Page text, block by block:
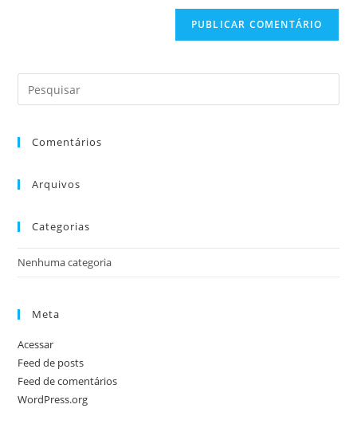
Comentários
Arquivos
Categorias
Nenhuma categoria
Meta
Acessar
Feed de posts
Feed de comentários
WordPress.org